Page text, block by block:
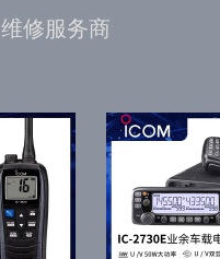
维修服务商